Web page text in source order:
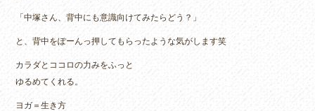
「中塚さん、背中にも意識向けてみたらどう？」
と、背中をぽーんっ押してもらったような気がします笑
カラダとココロの力みをふっと
ゆるめてくれる。
ヨガ＝生き方